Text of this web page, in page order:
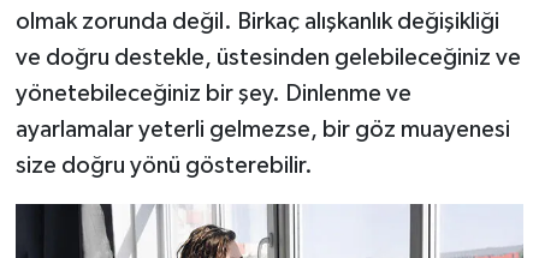
olmak zorunda değil. Birkaç alışkanlık değişikliği
ve doğru destekle, üstesinden gelebileceğiniz ve
yönetebileceğiniz bir şey. Dinlenme ve
ayarlamalar yeterli gelmezse, bir göz muayenesi
size doğru yönü gösterebilir.